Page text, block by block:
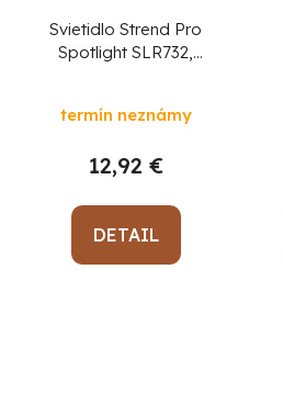
Svietidlo Strend Pro
Spotlight SLR732,
nabíjanie
termín neznámy
12,92 €
DETAIL